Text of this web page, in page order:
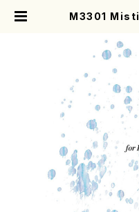
M3301 Mistic
|